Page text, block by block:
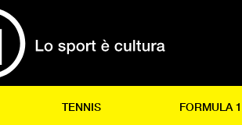
TENNIS FORMULA 1